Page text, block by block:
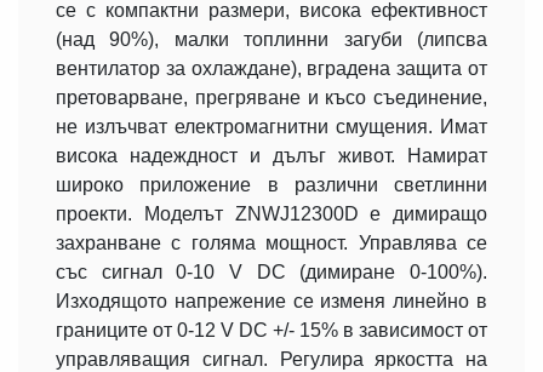
се с компактни размери, висока ефективност
(над 90%), малки топлинни загуби (липсва
вентилатор за охлаждане), вградена защита от
претоварване, прегряване и късо съединение,
не излъчват електромагнитни смущения. Имат
висока надеждност и дълъг живот. Намират
широко приложение в различни светлинни
проекти. Моделът ZNWJ12300D е димиращо
захранване с голяма мощност. Управлява се
със сигнал 0-10 V DC (димиране 0-100%).
Изходящото напрежение се изменя линейно в
границите от 0-12 V DC +/- 15% в зависимост от
управляващия сигнал. Регулира яркостта на